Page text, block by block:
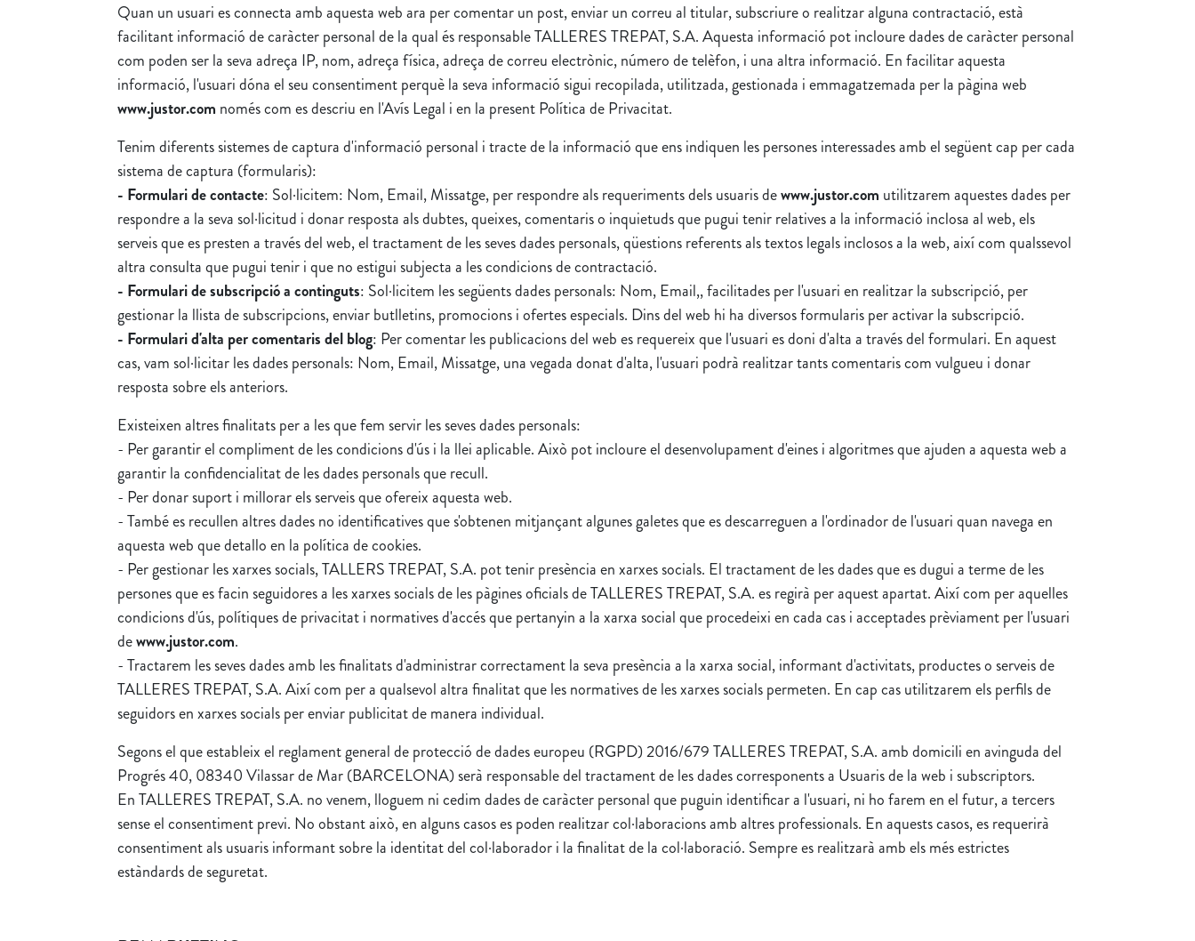
Quan un usuari es connecta amb aquesta web ara per comentar un post, enviar un correu al titular, subscriure o realitzar alguna contractació, està
facilitant informació de caràcter personal de la qual és responsable TALLERES TREPAT, S.A. Aquesta informació pot incloure dades de caràcter personal
com poden ser la seva adreça IP, nom, adreça física, adreça de correu electrònic, número de telèfon, i una altra informació. En facilitar aquesta
informació, l'usuari dóna el seu consentiment perquè la seva informació sigui recopilada, utilitzada, gestionada i emmagatzemada per la pàgina web
www.justor.com només com es descriu en l'Avís Legal i en la present Política de Privacitat.
Tenim diferents sistemes de captura d'informació personal i tracte de la informació que ens indiquen les persones interessades amb el següent cap per cada
sistema de captura (formularis):
- Formulari de contacte: Sol·licitem: Nom, Email, Missatge, per respondre als requeriments dels usuaris dewww.justor.com utilitzarem aquestes dades per
respondre a la seva sol·licitud i donar resposta als dubtes, queixes, comentaris o inquietuds que pugui tenir relatives a la informació inclosa al web, els
serveis que es presten a través del web, el tractament de les seves dades personals, qüestions referents als textos legals inclosos a la web, així com qualssevol
altra consulta que pugui tenir i que no estigui subjecta a les condicions de contractació.
- Formulari de subscripció a continguts: Sol·licitem les següents dades personals: Nom, Email,, facilitades per l'usuari en realitzar la subscripció, per
gestionar la llista de subscripcions, enviar butlletins, promocions i ofertes especials. Dins del web hi ha diversos formularis per activar la subscripció.
- Formulari d'alta per comentaris del blog: Per comentar les publicacions del web es requereix que l'usuari es doni d'alta a través del formulari. En aquest
cas, vam sol·licitar les dades personals: Nom, Email, Missatge, una vegada donat d'alta, l'usuari podrà realitzar tants comentaris com vulgueu i donar
resposta sobre els anteriors.
Existeixen altres finalitats per a les que fem servir les seves dades personals:
- Per garantir el compliment de les condicions d'ús i la llei aplicable. Això pot incloure el desenvolupament d'eines i algoritmes que ajuden a aquesta web a
garantir la confidencialitat de les dades personals que recull.
- Per donar suport i millorar els serveis que ofereix aquesta web.
- També es recullen altres dades no identificatives que s'obtenen mitjançant algunes galetes que es descarreguen a l'ordinador de l'usuari quan navega en
aquesta web que detallo en la política de cookies.
- Per gestionar les xarxes socials, TALLERS TREPAT, S.A. pot tenir presència en xarxes socials. El tractament de les dades que es dugui a terme de les
persones que es facin seguidores a les xarxes socials de les pàgines oficials de TALLERES TREPAT, S.A. es regirà per aquest apartat. Així com per aquelles
condicions d'ús, polítiques de privacitat i normatives d'accés que pertanyin a la xarxa social que procedeixi en cada cas i acceptades prèviament per l'usuari
dewww.justor.com.
- Tractarem les seves dades amb les finalitats d'administrar correctament la seva presència a la xarxa social, informant d'activitats, productes o serveis de
TALLERES TREPAT, S.A. Així com per a qualsevol altra finalitat que les normatives de les xarxes socials permeten. En cap cas utilitzarem els perfils de
seguidors en xarxes socials per enviar publicitat de manera individual.
Segons el que estableix el reglament general de protecció de dades europeu (RGPD) 2016/679 TALLERES TREPAT, S.A. amb domicili en avinguda del
Progrés 40, 08340 Vilassar de Mar (BARCELONA) serà responsable del tractament de les dades corresponents a Usuaris de la web i subscriptors.
En TALLERES TREPAT, S.A. no venem, lloguem ni cedim dades de caràcter personal que puguin identificar a l'usuari, ni ho farem en el futur, a tercers
sense el consentiment previ. No obstant això, en alguns casos es poden realitzar col·laboracions amb altres professionals. En aquests casos, es requerirà
consentiment als usuaris informant sobre la identitat del col·laborador i la finalitat de la col·laboració. Sempre es realitzarà amb els més estrictes
estàndards de seguretat.